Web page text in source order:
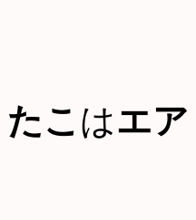
たこ はエ